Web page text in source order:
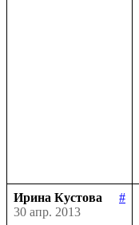
Ирина Кустова
#
30 апр. 2013